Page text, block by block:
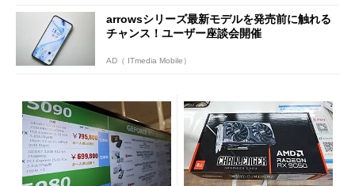
arrowsシリーズ最新モデルを発売前に触れる
チャンス！ユーザー座談会開催
AD（ ITmedia Mobile）